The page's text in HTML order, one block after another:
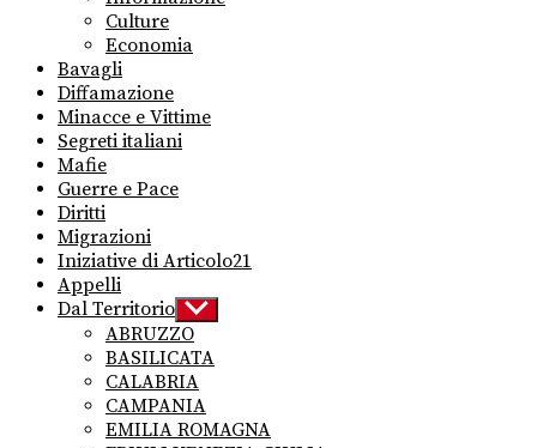
Culture
Economia
Bavagli
Diffamazione
Minacce e Vittime
Segreti italiani
Mafie
Guerre e Pace
Diritti
Migrazioni
Iniziative di Articolo21
Appelli
Dal Territorio Show
sub
menu
ABRUZZO
BASILICATA
CALABRIA
CAMPANIA
EMILIA ROMAGNA